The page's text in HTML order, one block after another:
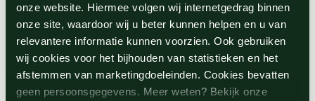
onze website. Hiermee volgen wij internetgedrag binnen
onze site, waardoor wij u beter kunnen helpen en u van
relevantere informatie kunnen voorzien. Ook gebruiken
wij cookies voor het bijhouden van statistieken en het
afstemmen van marketingdoeleinden. Cookies bevatten
geen persoonsgegevens. Meer weten? Bekijk onze